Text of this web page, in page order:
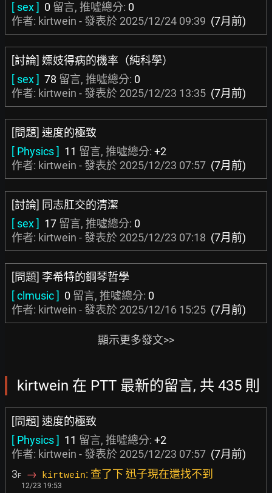
[ sex ] 0 留言, 推噓總分: 0
作者: kirtwein - 發表於 2025/12/24 09:39 (7月前)
[討論] 嫖妓得病的機率（純科學）
[ sex ] 78 留言, 推噓總分: 0
作者: kirtwein - 發表於 2025/12/23 13:35 (7月前)
[問題] 速度的極致
[ Physics ] 11 留言, 推噓總分: +2
作者: kirtwein - 發表於 2025/12/23 07:57 (7月前)
[討論] 同志肛交的清潔
[ sex ] 17 留言, 推噓總分: 0
作者: kirtwein - 發表於 2025/12/23 07:18 (7月前)
[問題] 李希特的鋼琴哲學
[ clmusic ] 0 留言, 推噓總分: 0
作者: kirtwein - 發表於 2025/12/16 15:25 (7月前)
顯示更多發文>>
kirtwein 在 PTT 最新的留言, 共 435 則
[問題] 速度的極致
[ Physics ] 11 留言, 推噓總分: +2
作者: kirtwein - 發表於 2025/12/23 07:57 (7月前)
3F → kirtwein: 查了下 迅子現在還找不到
12/23 19:53